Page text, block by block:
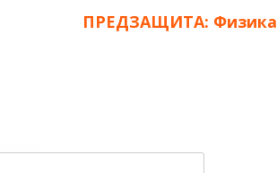
Следующая
ПРЕДЗАЩИТА: Физика